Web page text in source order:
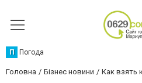
П Погода
Головна Бізнес новини Как взять